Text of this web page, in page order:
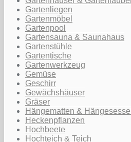
Gartenliegen
Gartenmöbel
Gartenpool
Gartensauna & Saunahaus
Gartenstühle
Gartentische
Gartenwerkzeug
Gemüse
Geschirr
Gewächshäuser
Gräser
Hängematten & Hängesessel
Heckenpflanzen
Hochbeete
Hochteich & Teich